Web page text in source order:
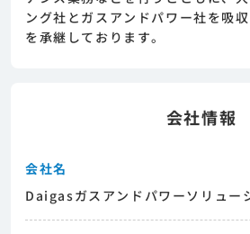
きます。
ング社とガスアンドパワー社を吸
を承継しております。
会社情報
会社名
Daigasガスアンドパワーソリュー